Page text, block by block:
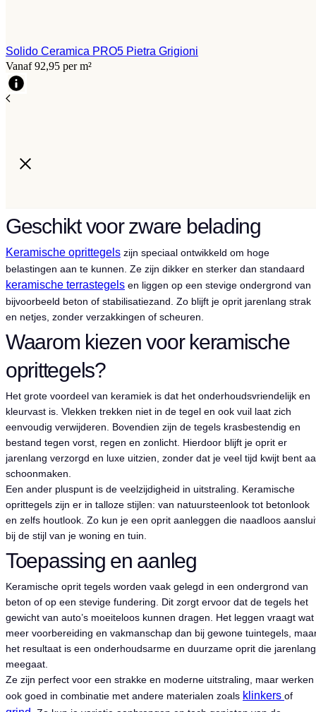
Solido Ceramica PRO5 Pietra Grigioni
Vanaf 92,95 per m²
Geschikt voor zware belading
Keramische oprittegels zijn speciaal ontwikkeld om hoge
belastingen aan te kunnen. Ze zijn dikker en sterker dan standaard
keramische terrastegels en liggen op een stevige ondergrond van
bijvoorbeeld beton of stabilisatiezand. Zo blijft je oprit jarenlang strak
en netjes, zonder verzakkingen of scheuren.
Waarom kiezen voor keramische
oprittegels?
Het grote voordeel van keramiek is dat het onderhoudsvriendelijk en
kleurvast is. Vlekken trekken niet in de tegel en ook vuil laat zich
eenvoudig verwijderen. Bovendien zijn de tegels krasbestendig en
bestand tegen vorst, regen en zonlicht. Hierdoor blijft je oprit er
jarenlang verzorgd en luxe uitzien, zonder dat je veel tijd kwijt bent
schoonmaken.
Een ander pluspunt is de veelzijdigheid in uitstraling. Keramische
oprittegels zijn er in talloze stijlen: van natuursteenlook tot betonlook
en zelfs houtlook. Zo kun je een oprit aanleggen die naadloos
bij de stijl van je woning en tuin.
Toepassing en aanleg
Keramische oprit tegels worden vaak gelegd in een ondergrond van
beton of op een stevige fundering. Dit zorgt ervoor dat de tegels het
gewicht van auto’s moeiteloos kunnen dragen. Het leggen vraagt wat
meer voorbereiding en vakmanschap dan bij gewone tuintegels,
het resultaat is een onderhoudsarme en duurzame oprit die jarenlang
meegaat.
Ze zijn perfect voor een strakke en moderne uitstraling, maar werken
ook goed in combinatie met andere materialen zoals klinkers of